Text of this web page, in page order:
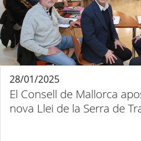
El Consell de Mallorca
nova Llei de la Serra de
28/01/2025